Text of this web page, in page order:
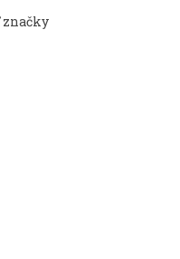
značky